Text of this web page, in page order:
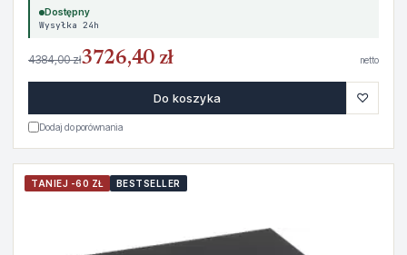
Dostępny
Wysyłka 24h
4384,00 zł3726,40 zł netto
Do koszyka ♡
Dodaj do porównania
TANIEJ -60 ZŁ BESTSELLER